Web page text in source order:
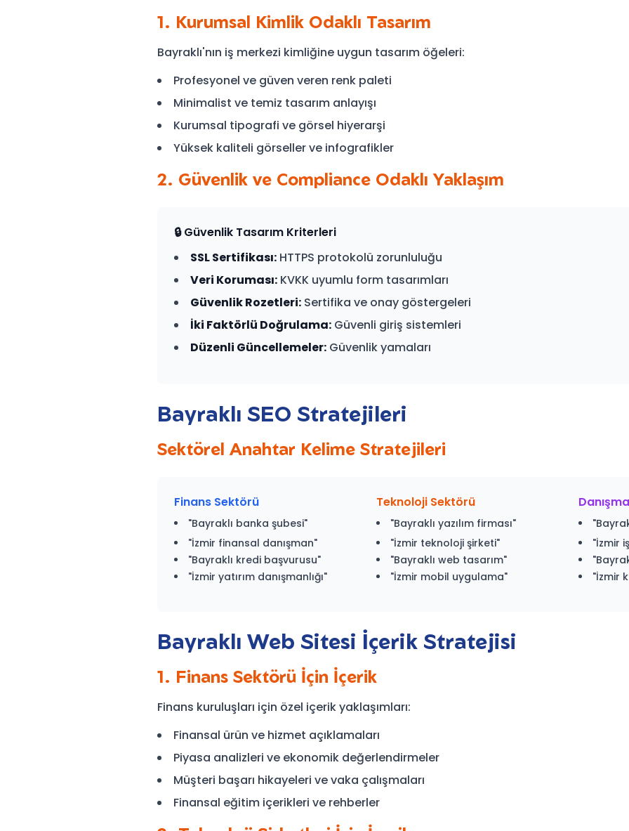
1. Kurumsal Kimlik Odaklı Tasarım
Bayraklı'nın iş merkezi kimliğine uygun tasarım öğeleri:
Profesyonel ve güven veren renk paleti
Minimalist ve temiz tasarım anlayışı
Kurumsal tipografi ve görsel hiyerarşi
Yüksek kaliteli görseller ve infografikler
2. Güvenlik ve Compliance Odaklı Yaklaşım
🔒 Güvenlik Tasarım Kriterleri
SSL Sertifikası: HTTPS protokolü zorunluluğu
Veri Koruması: KVKK uyumlu form tasarımları
Güvenlik Rozetleri: Sertifika ve onay göstergeleri
İki Faktörlü Doğrulama: Güvenli giriş sistemleri
Düzenli Güncellemeler: Güvenlik yamaları
Bayraklı SEO Stratejileri
Sektörel Anahtar Kelime Stratejileri
Finans Sektörü
"Bayraklı banka şubesi"
"İzmir finansal danışman"
"Bayraklı kredi başvurusu"
"İzmir yatırım danışmanlığı"
Teknoloji Sektörü
"Bayraklı yazılım firması"
"İzmir teknoloji şirketi"
"Bayraklı web tasarım"
"İzmir mobil uygulama"
"İzmir
"İzmir
Bayraklı Web Sitesi İçerik Stratejisi
1. Finans Sektörü İçin İçerik
Finans kuruluşları için özel içerik yaklaşımları:
Finansal ürün ve hizmet açıklamaları
Piyasa analizleri ve ekonomik değerlendirmeler
Müşteri başarı hikayeleri ve vaka çalışmaları
Finansal eğitim içerikleri ve rehberler